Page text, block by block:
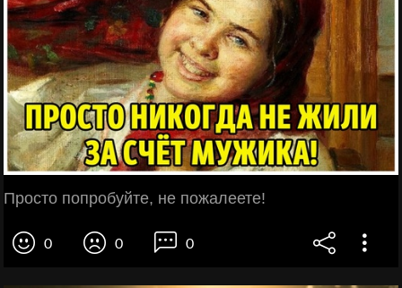
Просто попробуйте, не пожалеете!
0 0 0